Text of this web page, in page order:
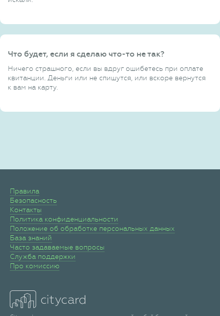
Что будет, если я сделаю что-то не так?
Ничего страшного, если вы вдруг ошибетесь при оплате
квитанции. Деньги или не спишутся, или вскоре вернутся
к вам на карту.
Правила
Безопасность
Контакты
Политика конфиденциальности
Положение об обработке персональных данных
База знаний
Часто задаваемые вопросы
Служба поддержки
Про комиссию